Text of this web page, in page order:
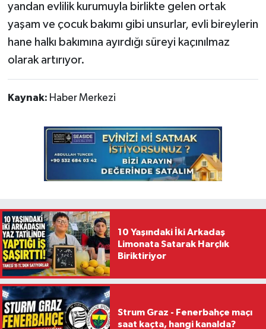
yandan evlilik kurumuyla birlikte gelen ortak
yaşam ve çocuk bakımı gibi unsurlar, evli bireylerin
hane halkı bakımına ayırdığı süreyi kaçınılmaz
olarak artırıyor.
Kaynak: Haber Merkezi
10 Yaşındaki İki Arkadaş
Limonata Satarak Harçlık
Biriktiriyor
Strum Graz - Fenerbahçe maçı
saat kaçta, hangi kanalda?